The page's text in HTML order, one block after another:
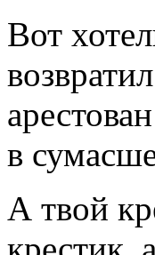
Вот
в
А твой